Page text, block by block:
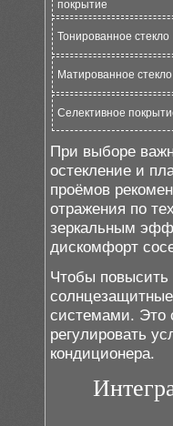
покрытие
Тонированное стекло
Матированное стекло
Селективное
При выборе
остекление и
проёмов
отражения по
зеркальным
дискомфорт
Чтобы повысить
системами. Это
регулировать
кондиционера.